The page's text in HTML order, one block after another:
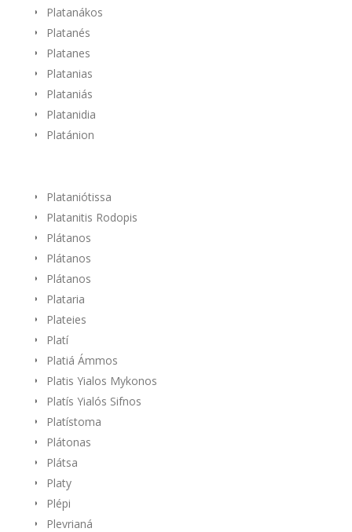
Platanákos
Platanés
Platanes
Platanias
Plataniás
Platanidia
Platánion
Plataniótissa
Platanitis Rodopis
Plátanos
Plátanos
Plátanos
Plataria
Plateies
Platí
Platiá Ámmos
Platis Yialos Mykonos
Platís Yialós Sifnos
Platístoma
Plátonas
Plátsa
Platy
Plépi
Plevrianá